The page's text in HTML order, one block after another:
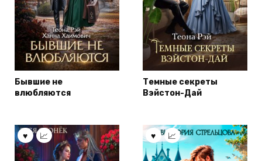
Бывшие не
влюбляются
Темные секреты
Вэйстон-Дай